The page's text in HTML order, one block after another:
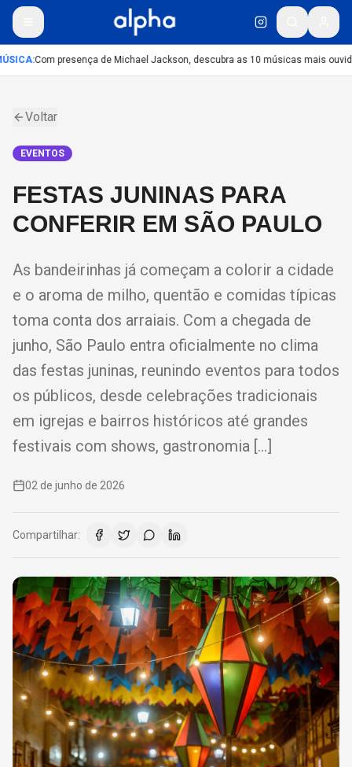
:Com presença de Michael Jackson, descubra as 10 músicas mais
Voltar
EVENTOS
FESTAS JUNINAS PARA
CONFERIR EM SÃO PAULO
As bandeirinhas já começam a colorir a cidade
e o aroma de milho, quentão e comidas típicas
toma conta dos arraiais. Com a chegada de
junho, São Paulo entra oficialmente no clima
das festas juninas, reunindo eventos para todos
os públicos, desde celebrações tradicionais
em igrejas e bairros históricos até grandes
festivais com shows, gastronomia […]
02 de junho de 2026
Compartilhar: